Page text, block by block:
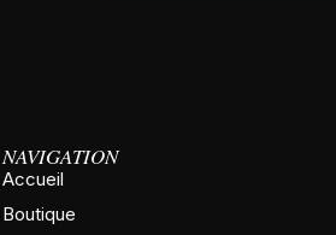
NAVIGATION
Accueil
Boutique